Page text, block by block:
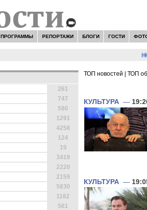
ПРОГРАММЫ РЕПОРТАЖИ БЛОГИ ГОСТИ
261
747
580
1291
4258
124
19
3419
2220
2159
5830
1182
561
ТОП новостей ТОП
КУЛЬТУРА —
КУЛЬТУРА —